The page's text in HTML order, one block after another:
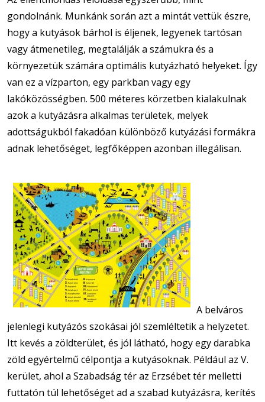
gondolnánk. Munkánk során azt a mintát vettük észre,
hogy a kutyások bárhol is éljenek, legyenek tartósan
vagy átmenetileg, megtalálják a számukra és a
környezetük számára optimális kutyázható helyeket. Így
van ez a vízparton, egy parkban vagy egy
lakóközösségben. 500 méteres körzetben kialakulnak
azok a kutyázásra alkalmas területek, melyek
adottságukból fakadóan különböző kutyázási formákra
adnak lehetőséget, legfőképpen azonban illegálisan.
A belváros
jelenlegi kutyázós szokásai jól szemléltetik a helyzetet.
Itt kevés a zöldterület, és jól látható, hogy egy darabka
zöld egyértelmű célpontja a kutyásoknak. Például az V.
kerület, ahol a Szabadság tér az Erzsébet tér melletti
futtatón túl lehetőséget ad a szabad kutyázásra, kerítés